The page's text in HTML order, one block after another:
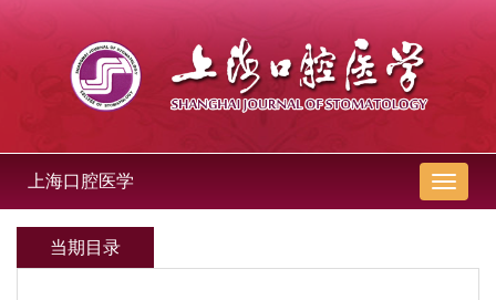
导
航
上海口腔医学
当期目录